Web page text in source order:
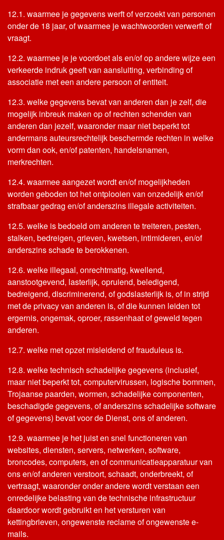
12.1. waarmee je gegevens werft of verzoekt van personen
onder de 18 jaar, of waarmee je wachtwoorden verwerft of
vraagt.
12.2. waarmee je je voordoet als en/of op andere wijze een
verkeerde indruk geeft van aansluiting, verbinding of
associatie met een andere persoon of entiteit.
12.3. welke gegevens bevat van anderen dan je zelf, die
mogelijk inbreuk maken op of rechten schenden van
anderen dan jezelf, waaronder maar niet beperkt tot
andermans auteursrechtelijk beschermde rechten in welke
vorm dan ook, en/of patenten, handelsnamen,
merkrechten.
12.4. waarmee aangezet wordt en/of mogelijkheden
worden geboden tot het ontplooien van onzedelijk en/of
strafbaar gedrag en/of anderszins illegale activiteiten.
12.5. welke is bedoeld om anderen te treiteren, pesten,
stalken, bedreigen, grieven, kwetsen, intimideren, en/of
anderszins schade te berokkenen.
12.6. welke illegaal, onrechtmatig, kwellend,
aanstootgevend, lasterlijk, opruiend, beledigend,
bedreigend, discriminerend, of godslasterlijk is, of in strijd
met de privacy van anderen is, of die kunnen leiden tot
ergernis, ongemak, oproer, rassenhaat of geweld tegen
anderen.
12.7. welke met opzet misleidend of frauduleus is.
12.8. welke technisch schadelijke gegevens (inclusief,
maar niet beperkt tot, computervirussen, logische bommen,
Trojaanse paarden, wormen, schadelijke componenten,
beschadigde gegevens, of anderszins schadelijke software
of gegevens) bevat voor de Dienst, ons of anderen.
12.9. waarmee je het juist en snel functioneren van
websites, diensten, servers, netwerken, software,
broncodes, computers, en of communicatieapparatuur van
ons en/of anderen verstoort, schaadt, onderbreekt, of
vertraagt, waaronder onder andere wordt verstaan een
onredelijke belasting van de technische infrastructuur
daardoor wordt gebruikt en het versturen van
kettingbrieven, ongewenste reclame of ongewenste e-
mails.